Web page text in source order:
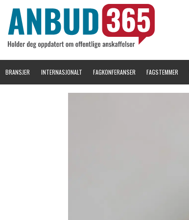
BRANSJER INTERNASJONALT FAGKONFERANSER FAGSTEMMER